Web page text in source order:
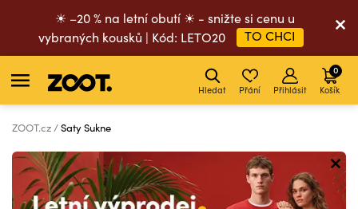
☀ –20 % na letní obutí ☀ - snižte si cenu u
vybraných kousků | Kód: LETO20
TO CHCI
Hledat Přání Přihlásit Košík
0
ZOOT.cz Saty Sukne